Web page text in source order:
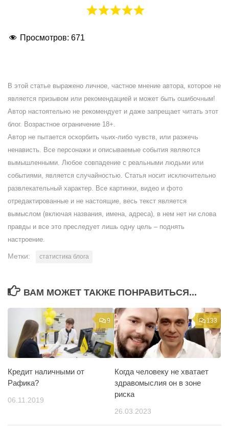
Просмотров: 671
В этой статье выражено личное, частное мнение автора, которое не
является призывом или рекомендацией и может быть ошибочным!
Автор настоятельно не рекомендует и даже запрещает читать этот
блог. Возрастное ограничение 18+.
Автор не пытается оскорбить чьих-либо чувств, или разжечь
ненависть. Все персонажи и описываемые события являются
вымышленными. Любое совпадение с реальными людьми или
событиями, является случайностью. Статья носит исключительно
развлекательный характер. Все картинки, видео и фото
отредактированные и не настоящие, весь текст является
вымыслом (включая названия, имена, адреса), в нем нет ни слова
правды и все это преследует лишь одну цель – поднять
настроение.
Метки: статистика блога
ВАМ МОЖЕТ ТАКЖЕ ПОНРАВИТЬСЯ...
9
Кредит наличными от
Рафика?
06.11.2019
133
Когда человеку не хватает
здравомыслия он в зоне
риска
26.03.2023